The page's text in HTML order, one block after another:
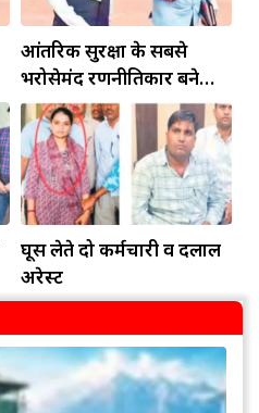
आंतरिक सुरक्षा के सबसे
भरोसेमंद रणनीतिकार बने
रहेंगे गोविंद मोहन
घूस लेते दो कर्मचारी व दलाल
अरेस्ट